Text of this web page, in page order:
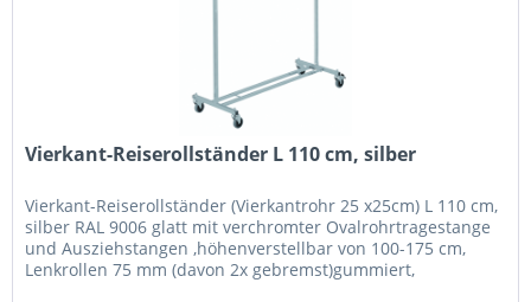
Vierkant-Reiserollständer L 110 cm, silber
Vierkant-Reiserollständer (Vierkantrohr 25 x25cm) L 110 cm,
silber RAL 9006 glatt mit verchromter Ovalrohrtragestange
und Ausziehstangen ,höhenverstellbar von 100-175 cm,
Lenkrollen 75 mm (davon 2x gebremst)gummiert,